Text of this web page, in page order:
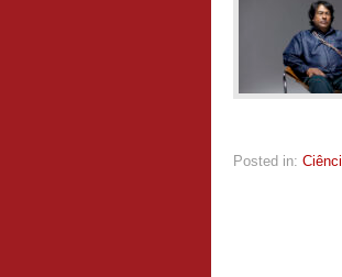
Posted in: